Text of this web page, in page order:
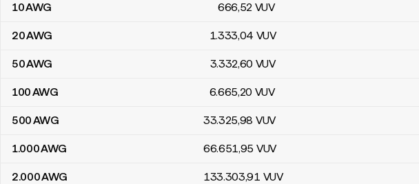
10AWG 666,52 VUV
20AWG 1.333,04 VUV
50AWG 3.332,60 VUV
100AWG 6.665,20 VUV
500AWG 33.325,98 VUV
1.000AWG 66.651,95 VUV
2.000AWG 133.303,91 VUV